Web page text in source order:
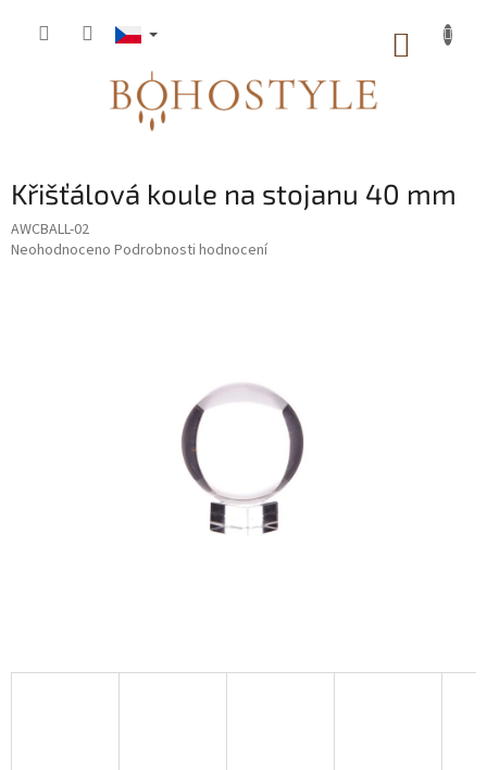
Křišťálová koule na stojanu 40 mm
AWCBALL-02
Průměrné
Neohodnoceno Podrobnosti hodnocení